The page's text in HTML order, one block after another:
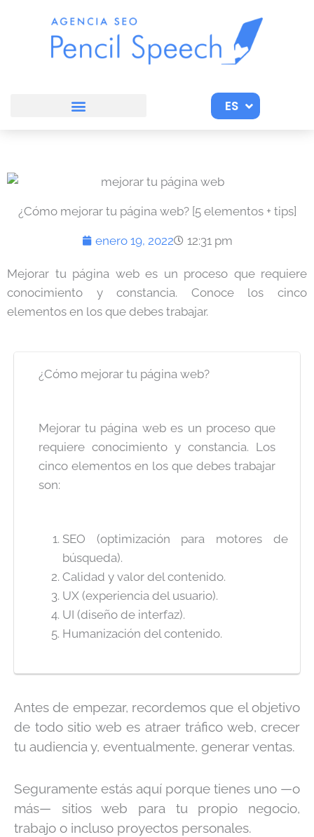
contenido
ES
EN
¿Cómo mejorar tu página web? [5 elementos + tips]
enero 19, 2022 12:31 pm
Mejorar tu página web es un proceso que requiere
conocimiento y constancia. Conoce los cinco
elementos en los que debes trabajar.
¿Cómo mejorar tu página web?
Mejorar tu página web es un proceso que
requiere conocimiento y constancia. Los
cinco elementos en los que debes trabajar
son:
SEO (optimización para motores de
búsqueda).
Calidad y valor del contenido.
UX (experiencia del usuario).
UI (diseño de interfaz).
Humanización del contenido.
Antes de empezar, recordemos que el objetivo
de todo sitio web es atraer tráfico web, crecer
tu audiencia y, eventualmente, generar ventas.
Seguramente estás aquí porque tienes uno —o
más— sitios web para tu propio negocio,
trabajo o incluso proyectos personales.